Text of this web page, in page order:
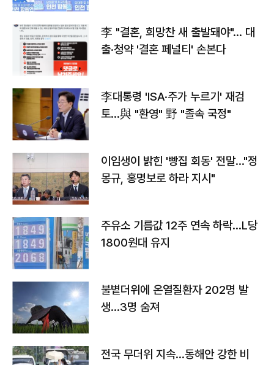
李 "결혼, 희망찬 새 출발돼야"… 대
출·청약 '결혼 페널티' 손본다
李대통령 'ISA·주가 누르기' 재검
토…與 "환영" 野 "졸속 국정"
이임생이 밝힌 '빵집 회동' 전말…"정
몽규, 홍명보로 하라 지시"
주유소 기름값 12주 연속 하락…L당
1800원대 유지
불볕더위에 온열질환자 202명 발
생…3명 숨져
전국 무더위 지속…동해안 강한 비